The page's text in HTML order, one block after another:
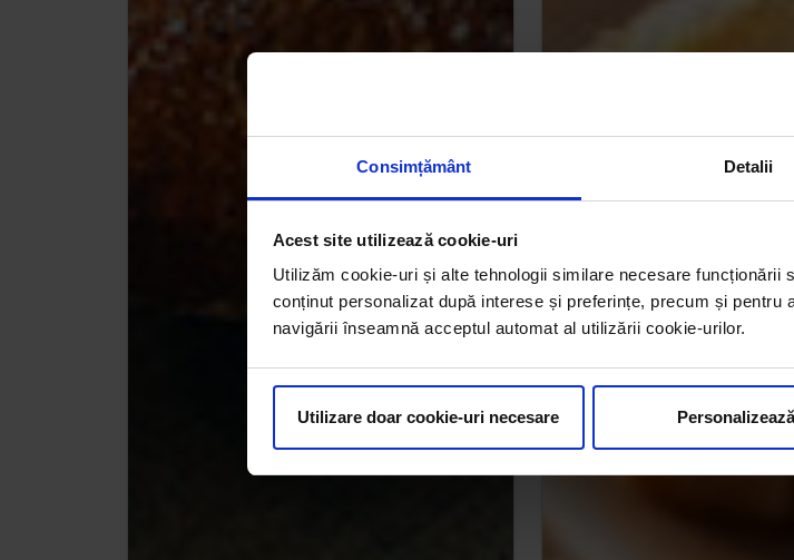
Consimțământ Detalii
Acest site utilizează cookie-uri
Utilizăm cookie-uri și alte tehnologii similare necesare funcționării
conținut personalizat după interese și preferințe, precum și pentru
navigării înseamnă acceptul automat al utilizării cookie-urilor.
Utilizare doar cookie-uri necesare Personalizează